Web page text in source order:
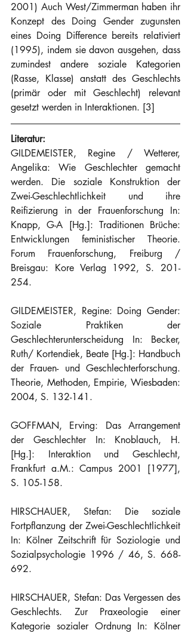
2001) Auch West/Zimmerman haben ihr
Konzept des Doing Gender zugunsten
eines Doing Difference bereits relativiert
(1995), indem sie davon ausgehen, dass
zumindest andere soziale Kategorien
(Rasse, Klasse) anstatt des Geschlechts
(primär oder mit Geschlecht) relevant
gesetzt werden in Interaktionen. [3]
Literatur:
GILDEMEISTER, Regine / Wetterer,
Angelika: Wie Geschlechter gemacht
werden. Die soziale Konstruktion der
Zwei-Geschlechtlichkeit und ihre
Reifizierung in der Frauenforschung In:
Knapp, G-A [Hg.]: Traditionen Brüche:
Entwicklungen feministischer Theorie.
Forum Frauenforschung, Freiburg /
Breisgau: Kore Verlag 1992, S. 201-
254.
GILDEMEISTER, Regine: Doing Gender:
Soziale Praktiken der
Geschlechterunterscheidung In: Becker,
Ruth/ Kortendiek, Beate [Hg.]: Handbuch
der Frauen- und Geschlechterforschung.
Theorie, Methoden, Empirie, Wiesbaden:
2004, S. 132-141.
GOFFMAN, Erving: Das Arrangement
der Geschlechter In: Knoblauch, H.
[Hg.]: Interaktion und Geschlecht,
Frankfurt a.M.: Campus 2001 [1977],
S. 105-158.
HIRSCHAUER, Stefan: Die soziale
Fortpflanzung der Zwei-Geschlechtlichkeit
In: Kölner Zeitschrift für Soziologie und
Sozialpsychologie 1996 / 46, S. 668-
692.
HIRSCHAUER, Stefan: Das Vergessen des
Geschlechts. Zur Praxeologie einer
Kategorie sozialer Ordnung In: Kölner